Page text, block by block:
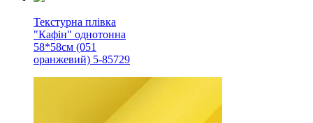
Текстурна плівка
"Кафін" однотонна
58*58см (051
оранжевий) 5-85729